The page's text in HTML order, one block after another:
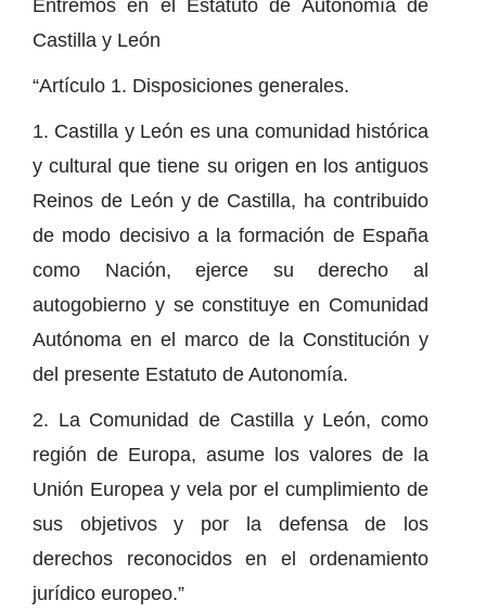
Entremos en el Estatuto de Autonomía de
Castilla y León
“Artículo 1. Disposiciones generales.
1. Castilla y León es una comunidad histórica
y cultural que tiene su origen en los antiguos
Reinos de León y de Castilla, ha contribuido
de modo decisivo a la formación de España
como Nación, ejerce su derecho al
autogobierno y se constituye en Comunidad
Autónoma en el marco de la Constitución y
del presente Estatuto de Autonomía.
2. La Comunidad de Castilla y León, como
región de Europa, asume los valores de la
Unión Europea y vela por el cumplimiento de
sus objetivos y por la defensa de los
derechos reconocidos en el ordenamiento
jurídico europeo.”